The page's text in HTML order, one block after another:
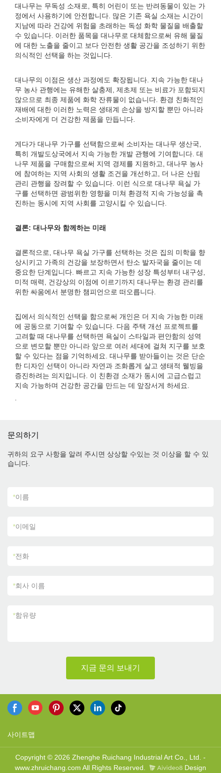
대나무는 무독성 소재로, 특히 어린이 또는 반려동물이 있는 가
정에서 사용하기에 안전합니다. 많은 기존 욕실 소재는 시간이
지남에 따라 건강에 위험을 초래하는 독성 화학 물질을 배출할
수 있습니다. 이러한 품목을 대나무로 대체함으로써 유해 물질
에 대한 노출을 줄이고 보다 안전한 생활 공간을 조성하기 위한
의식적인 선택을 하는 것입니다.
대나무의 이점은 생산 과정에도 확장됩니다. 지속 가능한 대나
무 농사 관행에는 유해한 살충제, 제초제 또는 비료가 포함되지
않으므로 최종 제품에 화학 잔류물이 없습니다. 환경 친화적인
재배에 대한 이러한 노력은 생태계 손상을 방지할 뿐만 아니라
소비자에게 더 건강한 제품을 만듭니다.
게다가 대나무 가구를 선택함으로써 소비자는 대나무 생산국,
특히 개발도상국에서 지속 가능한 개발 관행에 기여합니다. 대
나무 제품을 구매함으로써 지역 경제를 지원하고, 대나무 농사
에 참여하는 지역 사회의 생활 조건을 개선하고, 더 나은 산림
관리 관행을 장려할 수 있습니다. 이런 식으로 대나무 욕실 가
구를 선택하면 광범위한 영향을 미쳐 환경적 지속 가능성을 촉
진하는 동시에 지역 사회를 고양시킬 수 있습니다.
결론: 대나무와 함께하는 미래
결론적으로, 대나무 욕실 가구를 선택하는 것은 집의 미학을 향
상시키고 가족의 건강을 보장하면서 탄소 발자국을 줄이는 데
중요한 단계입니다. 빠르고 지속 가능한 성장 특성부터 내구성,
미적 매력, 건강상의 이점에 이르기까지 대나무는 환경 관리를
위한 싸움에서 분명한 챔피언으로 떠오릅니다.
집에서 의식적인 선택을 함으로써 개인은 더 지속 가능한 미래
에 공동으로 기여할 수 있습니다. 다음 주택 개선 프로젝트를
고려할 때 대나무를 선택하면 욕실이 스타일과 편안함의 성역
으로 변모할 뿐만 아니라 앞으로 여러 세대에 걸쳐 지구를 보호
할 수 있다는 점을 기억하세요. 대나무를 받아들이는 것은 단순
한 디자인 선택이 아니라 자연과 조화롭게 살고 생태적 웰빙을
증진하려는 의지입니다. 이 친환경 소재가 동시에 고급스럽고
지속 가능하며 건강한 공간을 만드는 데 앞장서게 하세요.
문의하기
귀하의 요구 사항을 알려 주시면 상상할 수있는 것 이상을 할 수 있
습니다.
*이름
*이메일
*전화
*회사 이름
*함유량
지금 문의 보내기
사이트맵
Copyright © 2026 Zhenghe Ruichang Industrial Art Co., Ltd. -
www.zhruichang.com All Rights Reserved.
Design